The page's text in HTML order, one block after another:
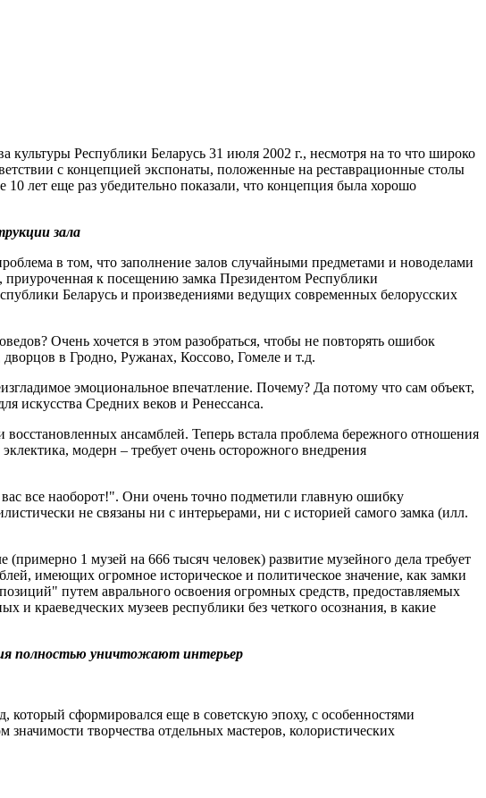
Республики Беларусь 31 июля 2002 г., несмотря на то что широко
с концепцией экспонаты, положенные на реставрационные столы
лет еще раз убедительно показали, что концепция была хорошо
зала
в том, что заполнение залов случайными предметами и новоделами
приуроченная к посещению замка Президентом Республики
Беларусь и произведениями ведущих современных белорусских
Очень хочется в этом разобраться, чтобы не повторять ошибок
в Гродно, Ружанах, Коссово, Гомеле и т.д.
эмоциональное впечатление. Почему? Да потому что сам объект,
искусства Средних веков и Ренессанса.
ансамблей. Теперь встала проблема бережного отношения
модерн – требует очень осторожного внедрения
все наоборот!". Они очень точно подметили главную ошибку
не связаны ни с интерьерами, ни с историей самого замка (илл.
1 музей на 666 тысяч человек) развитие музейного дела требует
имеющих огромное историческое и политическое значение, как замки
путем аврального освоения огромных средств, предоставляемых
и краеведческих музеев республики без четкого осознания, в какие
полностью уничтожают интерьер
который сформировался еще в советскую эпоху, с особенностями
значимости творчества отдельных мастеров, колористических